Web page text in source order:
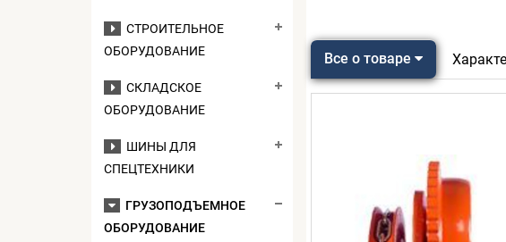
СТРОИТЕЛЬНОЕ
ОБОРУДОВАНИЕ
СКЛАДСКОЕ
ОБОРУДОВАНИЕ
ШИНЫ ДЛЯ
СПЕЦТЕХНИКИ
ГРУЗОПОДЪЕМНОЕ
ОБОРУДОВАНИЕ
Все о товаре